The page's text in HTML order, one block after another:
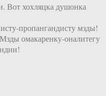
Вот хохляцка душонка
пропангандисту мзды!
омакаренку-оналитегу